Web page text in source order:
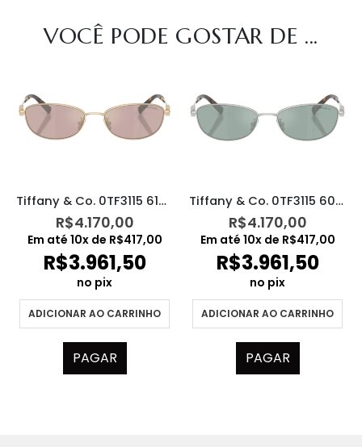
VOCÊ PODE GOSTAR DE ...
Tiffany & Co. 0TF3115 6189VS
R$4.170,00
Em até 10x de R$417,00
R$3.961,50
no pix
ADICIONAR AO CARRINHO
PAGAR
Tiffany & Co. 0TF3115 600165
R$4.170,00
Em até 10x de R$417,00
R$3.961,50
no pix
ADICIONAR AO CARRINHO
PAGAR